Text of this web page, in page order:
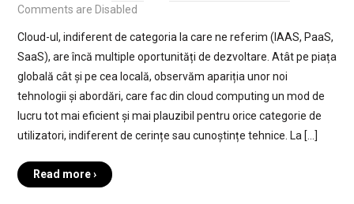
Comments are Disabled
Cloud-ul, indiferent de categoria la care ne referim (IAAS, PaaS,
SaaS), are încă multiple oportunități de dezvoltare. Atât pe piața
globală cât și pe cea locală, observăm apariția unor noi
tehnologii și abordări, care fac din cloud computing un mod de
lucru tot mai eficient și mai plauzibil pentru orice categorie de
utilizatori, indiferent de cerințe sau cunoștințe tehnice. La […]
Read more ›